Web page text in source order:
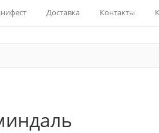
Доставка Контакты